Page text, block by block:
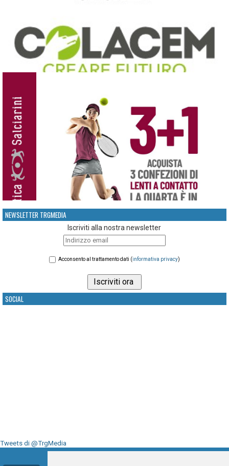
NEWSLETTER TRGMEDIA
Iscriviti alla nostra newsletter
Acconsento al trattamento dati (informativa privacy)
SOCIAL
Tweets di @TrgMedia